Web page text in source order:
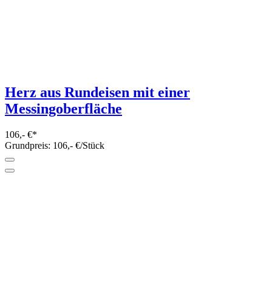
Herz aus Rundeisen mit einer
Messingoberfläche
106,- €*
Grundpreis: 106,- €/Stück